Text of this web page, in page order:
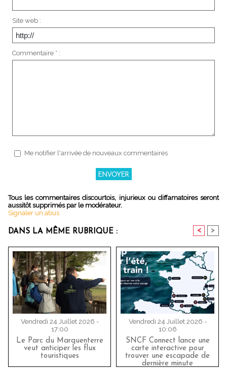
Site web :
Commentaire * :
Me notifier l'arrivée de nouveaux commentaires
Tous les commentaires discourtois, injurieux ou diffamatoires seront
aussitôt supprimés par le modérateur.
Signaler un abus
DANS LA MÊME RUBRIQUE : < >
Vendredi 24 Juillet 2026 -
17:00
Le Parc du Marquenterre
veut anticiper les flux
touristiques
Vendredi 24 Juillet 2026 -
10:06
SNCF Connect lance une
carte interactive pour
trouver une escapade de
dernière minute